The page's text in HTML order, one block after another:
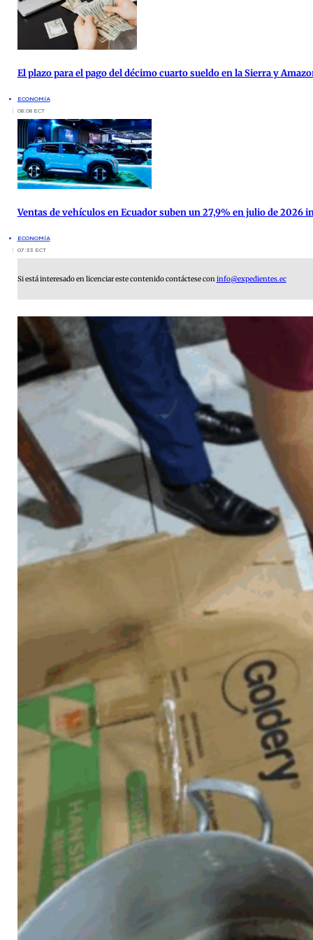
El plazo para el pago del décimo cuarto sueldo en la Sierra y
ECONOMÍA
08:08 ECT
Ventas de vehículos en Ecuador suben un 27,9% en julio de 2026
ECONOMÍA
07:33 ECT
Si está interesado en licenciar este contenido contáctese coninfo@expedientes.ec